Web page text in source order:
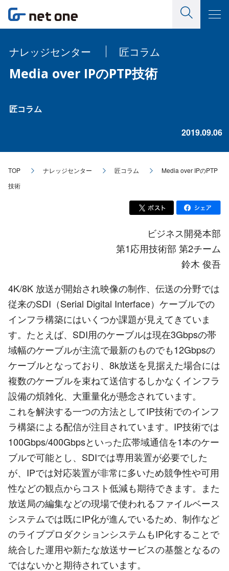
ナレッジセンター 匠コラム
Media over IPのPTP技術
匠コラム
2019.09.06
TOP ナレッジセンター 匠コラム
Media over IPのPTP
技術
ビジネス開発本部
第1応用技術部 第2チーム
鈴木 俊吾
4K/8K 放送が開始され映像の制作、伝送の分野では
従来のSDI（Serial Digital Interface）ケーブルでの
インフラ構築にはいくつか課題が見えてきていま
す。たとえば、SDI用のケーブルは現在3Gbpsの帯
域幅のケーブルが主流で最新のものでも12Gbpsの
ケーブルとなっており、8k放送を見据えた場合には
複数のケーブルを束ねて送信するしかなくインフラ
設備の煩雑化、大重量化が懸念されています。
これを解決する一つの方法としてIP技術でのインフ
ラ構築による配信が注目されています。IP技術では
100Gbps/400Gbpsといった広帯域通信を1本のケー
ブルで可能とし、SDIでは専用装置が必要でした
が、IPでは対応装置が非常に多いため競争性や可用
性などの観点からコスト低減も期待できます。また
放送局の編集などの現場で使われるファイルベース
システムでは既にIP化が進んでいるため、制作など
のライブプロダクションシステムもIP化することで
統合した運用や新たな放送サービスの基盤となるの
ではないかと期待されています。